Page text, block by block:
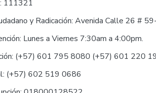
111321
y Radicación: Avenida Calle 26 #
Lunes a Viernes 7:30am a 4:00pm.
(+57) 601 795 8080 (+57) 601 220
(+57) 602 519 0686